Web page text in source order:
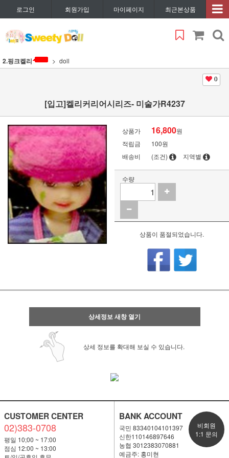
로그인 회원가입 마이페이지 최근본상품
2.핑크켈리 doll
0
[입고]켈리커리어시리즈- 미술가R4237
상품가 16,800원
적립금
100원
배송비
(조건) 지역별
수량
상품이 품절되었습니다.
상세정보 새창 열기
상세 정보를 확대해 보실 수 있습니다.
CUSTOMER CENTER
02)383-0708
평일 10;00 ~ 17:00
점심 12:00 ~ 13:00
BANK ACCOUNT
국민 83340104101397
신한110146897646
농협 3012383070881
예금주: 홍미현
비회원
1:1 문의